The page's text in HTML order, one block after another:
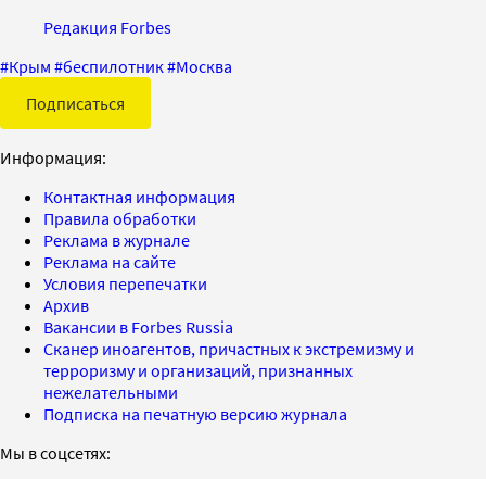
Редакция Forbes
#Крым #беспилотник#Москва
Подписаться
Информация:
Контактная информация
Правила обработки
Реклама в журнале
Реклама на сайте
Условия перепечатки
Архив
Вакансии в Forbes Russia
Сканер иноагентов, причастных к экстремизму и
терроризму и организаций, признанных
нежелательными
Подписка на печатную версию журнала
Мы в соцсетях: